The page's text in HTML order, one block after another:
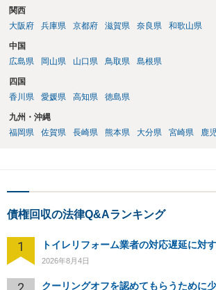
関西
大阪府
兵庫県 京都府 滋賀県 奈良県 和歌山県
中国
広島県
岡山県 山口県 鳥取県 島根県
四国
香川県
愛媛県 高知県 徳島県
九州・沖縄
福岡県
佐賀県 長崎県 熊本県 大分県 宮崎県 鹿
債権回収の法律Q&Aランキング
1 トイレリフォーム業者の対応遅延に対
2026年8月4日